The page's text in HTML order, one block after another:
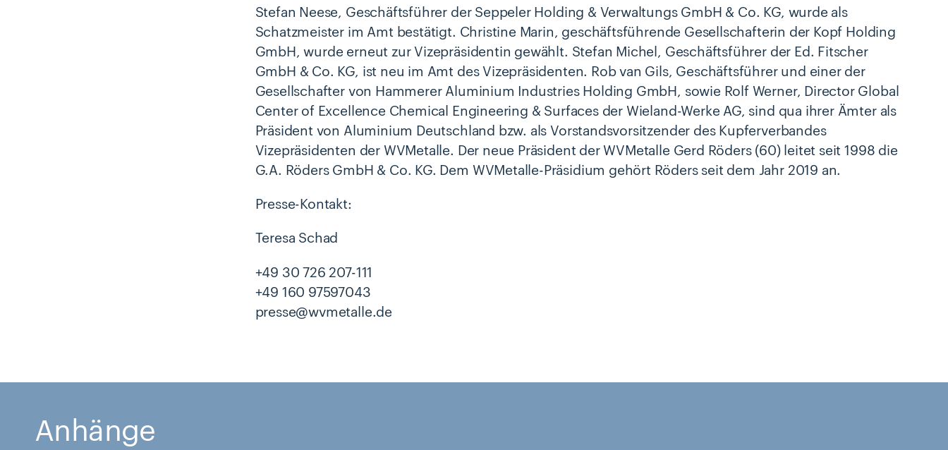
Stefan Neese, Geschäftsführer der Seppeler Holding & Verwaltungs GmbH & Co. KG, wurde als
Schatzmeister im Amt bestätigt. Christine Marin, geschäftsführende Gesellschafterin der Kopf Holding
GmbH, wurde erneut zur Vizepräsidentin gewählt. Stefan Michel, Geschäftsführer der Ed. Fitscher
GmbH & Co. KG, ist neu im Amt des Vizepräsidenten. Rob van Gils, Geschäftsführer und einer der
Gesellschafter von Hammerer Aluminium Industries Holding GmbH, sowie Rolf Werner, Director Global
Center of Excellence Chemical Engineering & Surfaces der Wieland-Werke AG, sind qua ihrer Ämter als
Präsident von Aluminium Deutschland bzw. als Vorstandsvorsitzender des Kupferverbandes
Vizepräsidenten der WVMetalle. Der neue Präsident der WVMetalle Gerd Röders (60) leitet seit 1998 die
G.A. Röders GmbH & Co. KG. Dem WVMetalle-Präsidium gehört Röders seit dem Jahr 2019 an.
Presse-Kontakt:
Teresa Schad
+49 30 726 207-111
+49 160 97597043
presse@wvmetalle.de
Anhänge